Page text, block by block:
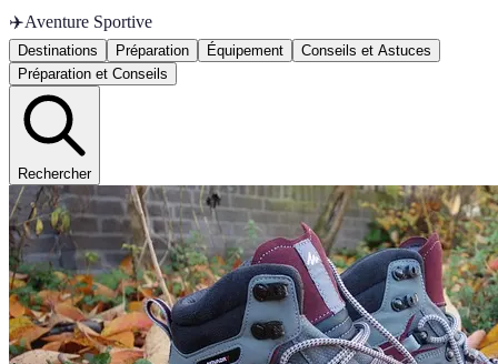
✈️Aventure Sportive
Destinations Préparation Équipement
Conseils et Astuces
Préparation et Conseils
Rechercher